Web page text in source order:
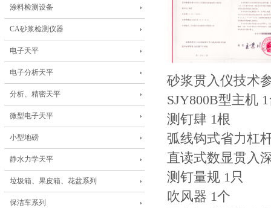
涂料检测设备
CA砂浆检测仪器
电子天平
电子分析天平
分析、精密天平
微型电子天平
小型地磅
静水力学天平
垃圾箱、果皮箱、花盆系列
保洁车系列
砂浆贯入仪技术
SJY800B型主机
测钉肆 1根
弧线钩式省力杠
直读式数显贯入
测钉量规 1只
吹风器 1个